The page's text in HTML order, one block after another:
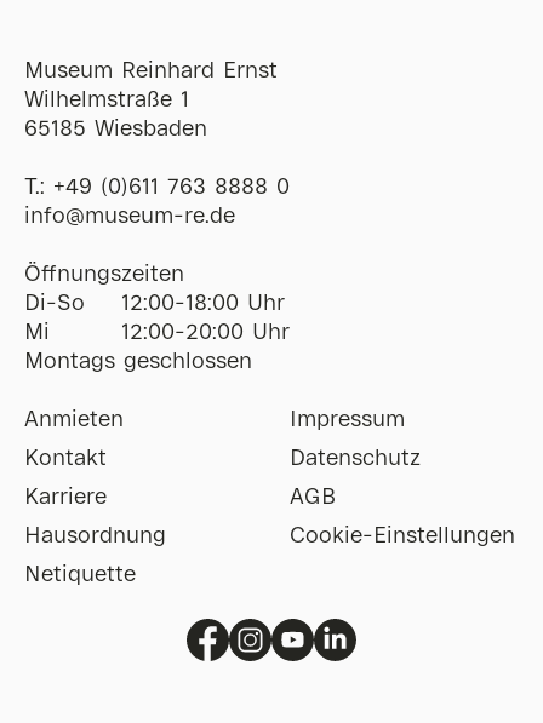
Museum Reinhard Ernst
Wilhelmstraße 1
65185 Wiesbaden
T.: +49 (0)611 763 8888 0
ofni@museum-re de
Öffnungszeiten
Di-So
12:00-18:00 Uhr
Mi
12:00-20:00 Uhr
Montags geschlossen
Anmieten
Kontakt
Karriere
Hausordnung
Netiquette
Impressum
Datenschutz
AGB
Cookie-Einstellungen